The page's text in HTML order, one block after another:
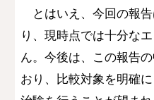
とはいえ、今回の報
り、現時点では十分な
ん。今後は、この報告
おり、比較対象を明確